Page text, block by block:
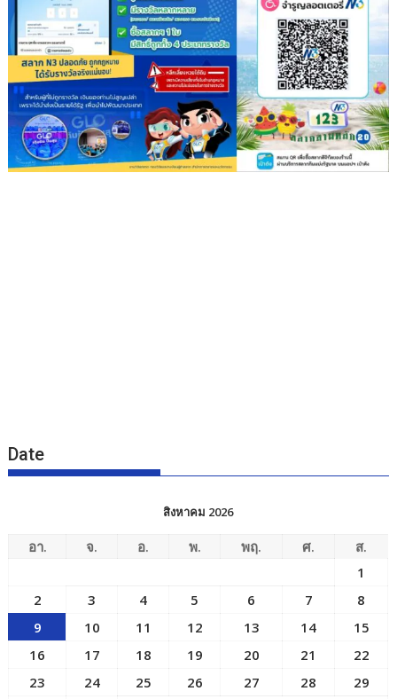
Date
สิงหาคม 2026
อา. จ. อ. พ. พฤ. ศ.
ส.
1
2
3 4 5 6 7
8
9
10 11 12 13 14
15
16
17 18 19 20 21
22
23
24 25 26 27 28
29